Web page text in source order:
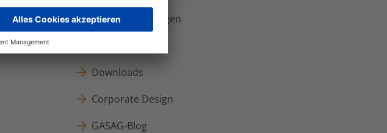
Pressemitteilungen
Downloads
Corporate Design
GASAG-Blog